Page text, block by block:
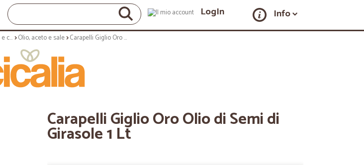
LogIn Info
Sughi, scatolame e condimenti Olio, aceto e sale Carapelli Giglio Oro Olio di Semi di Girasole 1 Lt
Carapelli Giglio Oro Olio di Semi di
Girasole 1 Lt